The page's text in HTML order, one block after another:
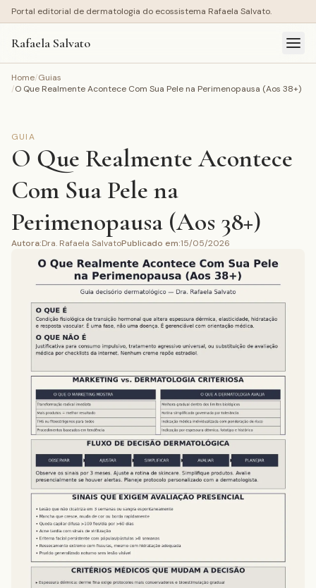
Portal editorial de dermatologia do ecossistema Rafaela Salvato.
Rafaela Salvato
Home/Guias
/O Que Realmente Acontece Com Sua Pele na Perimenopausa (Aos 38+)
GUIA
O Que Realmente Acontece
Com Sua Pele na
Perimenopausa (Aos 38+)
Autora:Dra. Rafaela SalvatoPublicado em:15/05/2026